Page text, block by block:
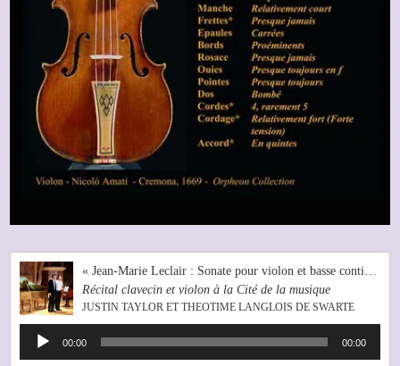
« Jean-Marie Leclair : Sonate pour violon et basse continue en ré majeur op. 9 n°3 »
Récital clavecin et violon à la Cité de la musique
JUSTIN TAYLOR ET THEOTIME LANGLOIS DE SWARTE
Lecteur
audio
00:00 00:00